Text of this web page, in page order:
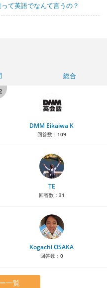
て英語でなんて言うの？
総合
DMM Eikaiwa K
回答数： 109
TE
回答数： 31
Kogachi OSAKA
回答数： 0
一覧